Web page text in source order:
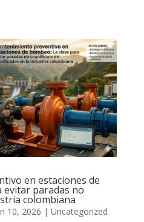
en estaciones de
evitar paradas no
colombiana
10, 2026 | Uncategorized